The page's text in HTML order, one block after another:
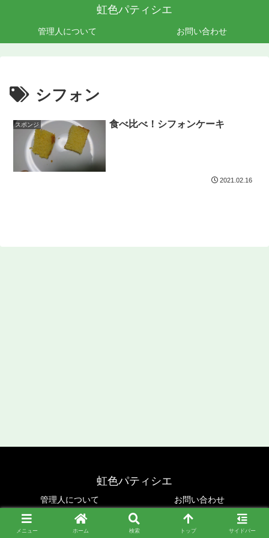
虹色パティシエ
管理人について お問い合わせ
シフォン
スポンジ 食べ比べ！シフォンケーキ
2021.02.16
虹色パティシエ
管理人について お問い合わせ
Copyright © 2019-2026 虹色パティシエ All Rights Reserved.
メニュー ホーム 検索 トップ サイドバー